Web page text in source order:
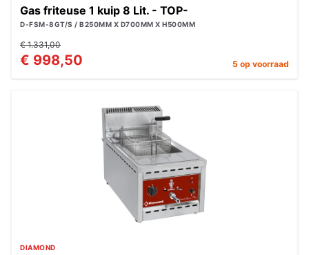
Gas friteuse 1 kuip 8 Lit. - TOP-
D-FSM-8GT/S / B250MM X D700MM X H500MM
€ 1.331,00
€ 998,50 5 op voorraad
DIAMOND